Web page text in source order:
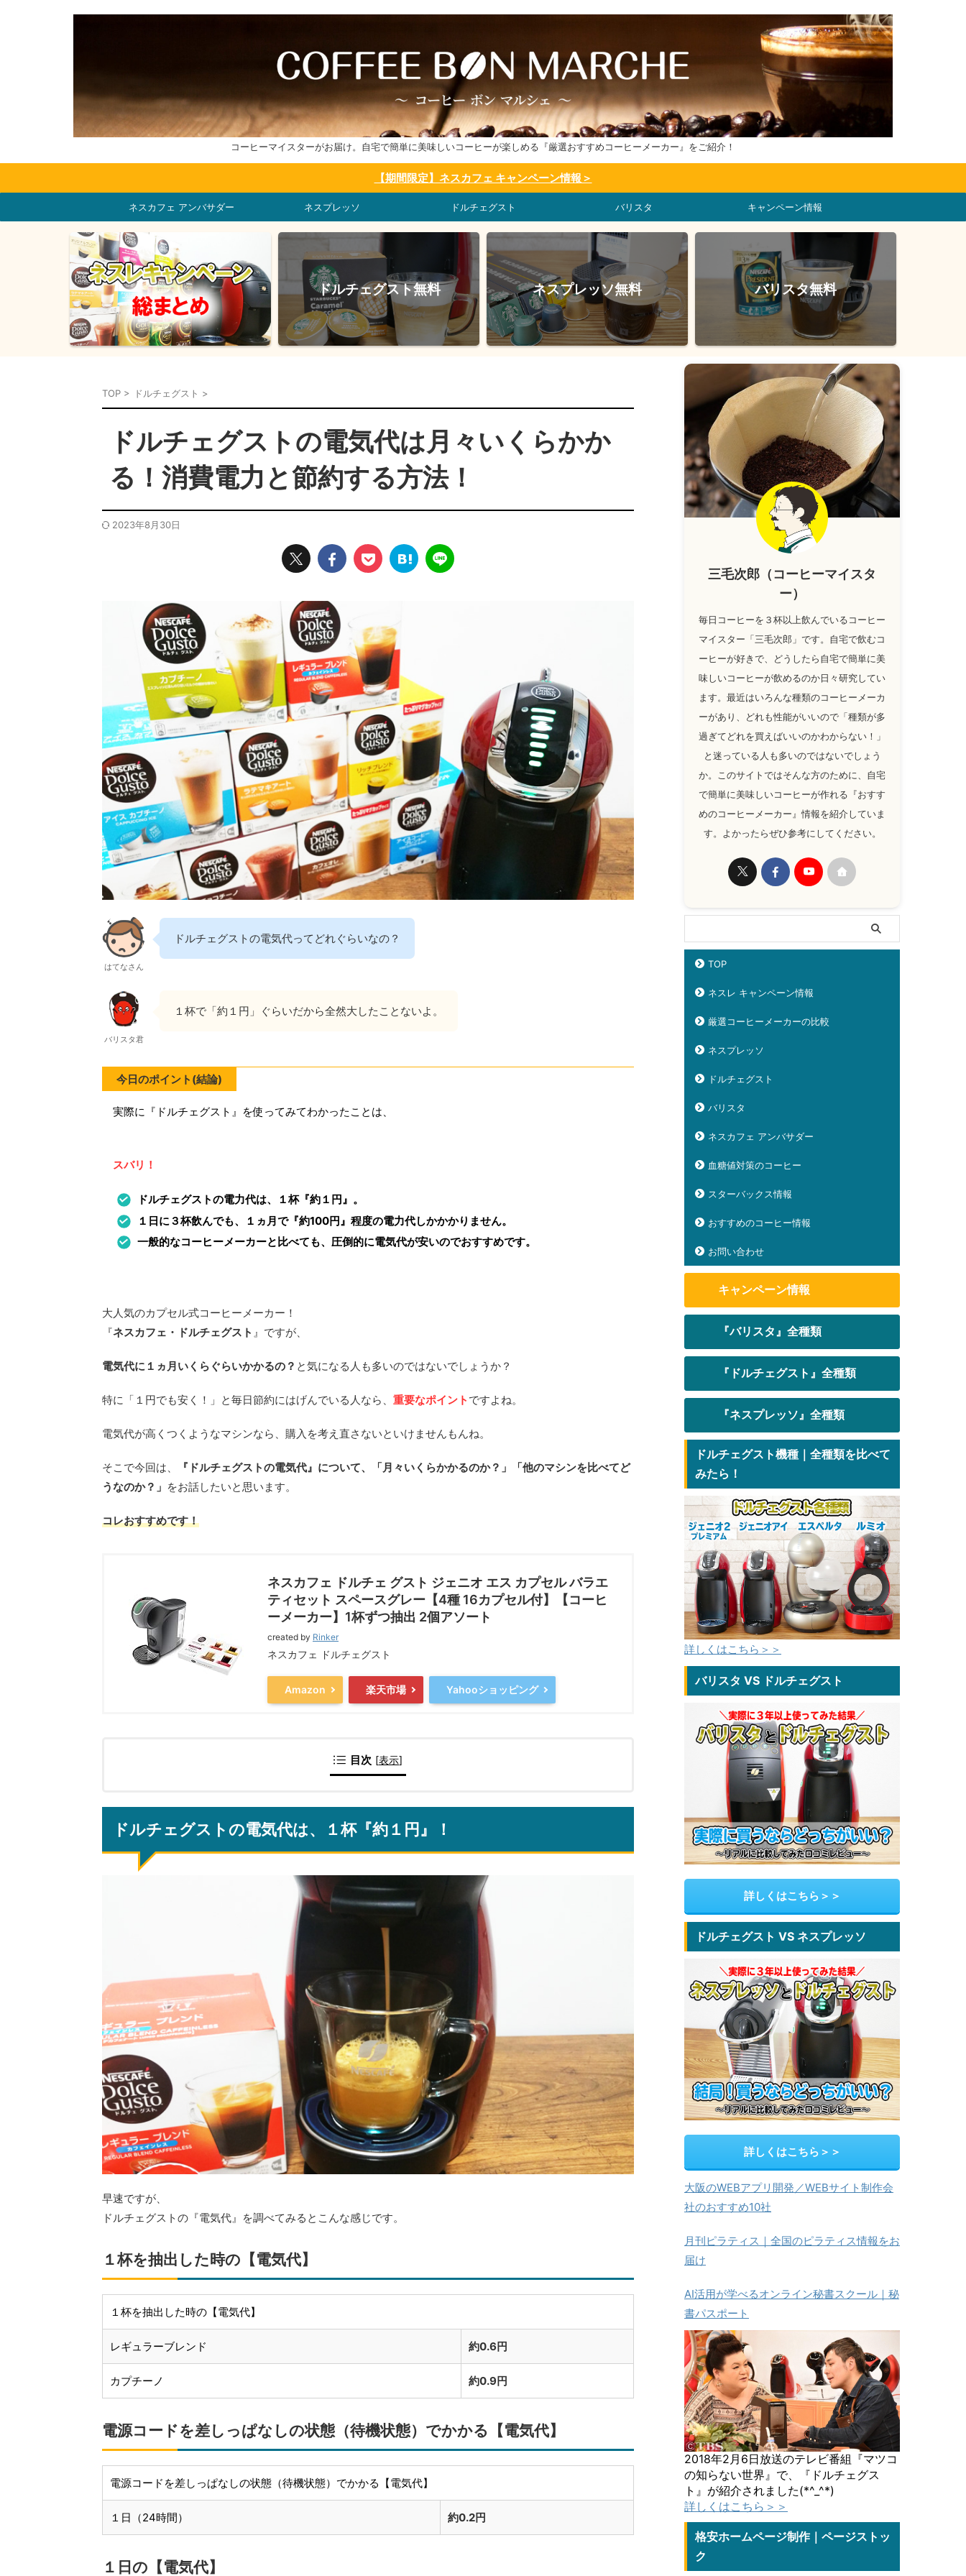
コーヒーマイスターがお届け。自宅で簡単に美味しいコーヒーが楽しめる『厳選おすすめコーヒーメーカー』をご紹介！
【期間限定】ネスカフェ キャンペーン情報＞
ネスカフェ アンバサダー ネスプレッソ ドルチェグスト バリスタ キャンペーン情報
ドルチェグスト無料 ネスプレッソ無料 バリスタ無料
TOP > ドルチェグスト >
ドルチェグストの電気代は月々いくらかか
る！消費電力と節約する方法！
2023年8月30日
はてなさん
ドルチェグストの電気代ってどれぐらいなの？
バリスタ君
１杯で「約１円」ぐらいだから全然大したことないよ。
今日のポイント(結論)
実際に『ドルチェグスト』を使ってみてわかったことは、
スバリ！
ドルチェグストの電力代は、１杯『約１円』。
１日に３杯飲んでも、１ヵ月で『約100円』程度の電力代しかかかりません。
一般的なコーヒーメーカーと比べても、圧倒的に電気代が安いのでおすすめです。
大人気のカプセル式コーヒーメーカー！
『ネスカフェ・ドルチェグスト 』ですが、
電気代に１ヵ月いくらぐらいかかるの？ と気になる人も多いのではないでしょうか？
特に「１円でも安く！」と毎日節約にはげんでいる人なら、 重要なポイント ですよね。
電気代が高くつくようなマシンなら、購入を考え直さないといけませんもんね。
そこで今回は、
『ドルチェグストの電気代』について、「月々いくらかかるのか？」「他のマシンを比べてど
うなのか？」 をお話したいと思います。
コレおすすめです！
ネスカフェ ドルチェ グスト ジェニオ エス カプセル バラエ
ティセット スペースグレー【4種 16カプセル付】【コーヒ
ーメーカー】1杯ずつ抽出 2個アソート
created by Rinker
ネスカフェ ドルチェグスト
Amazon 楽天市場 Yahooショッピング
目次 [表示]
ドルチェグストの電気代は、１杯『約１円』！
早速ですが、
ドルチェグストの『電気代』を調べてみるとこんな感じです。
１杯を抽出した時の【電気代】
１杯を抽出した時の【電気代】
レギュラーブレンド 約0.6円
カプチーノ 約0.9円
電源コードを差しっぱなしの状態（待機状態）でかかる【電気代】
電源コードを差しっぱなしの状態（待機状態）でかかる【電気代】
１日（24時間） 約0.2円
１日の【電気代】
三毛次郎（コーヒーマイスタ
ー）
毎日コーヒーを３杯以上飲んでいるコーヒー
マイスター「三毛次郎」です。自宅で飲むコ
ーヒーが好きで、どうしたら自宅で簡単に美
味しいコーヒーが飲めるのか日々研究してい
ます。最近はいろんな種類のコーヒーメーカ
ーがあり、どれも性能がいいので「種類が多
過ぎてどれを買えばいいのかわからない！」
と迷っている人も多いのではないでしょう
か。このサイトではそんな方のために、自宅
で簡単に美味しいコーヒーが作れる『おすす
めのコーヒーメーカー』情報を紹介していま
す。よかったらぜひ参考にしてください。
TOP
ネスレ キャンペーン情報
厳選コーヒーメーカーの比較
ネスプレッソ
ドルチェグスト
バリスタ
ネスカフェ アンバサダー
血糖値対策のコーヒー
スターバックス情報
おすすめのコーヒー情報
お問い合わせ
キャンペーン情報
『バリスタ』全種類
『ドルチェグスト』全種類
『ネスプレッソ』全種類
ドルチェグスト機種｜全種類を比べて
みたら！
詳しくはこちら＞＞
バリスタ VS ドルチェグスト
詳しくはこちら＞＞
ドルチェグスト VS ネスプレッソ
詳しくはこちら＞＞
大阪のWEBアプリ開発／WEBサイト制作会
社のおすすめ10社
月刊ピラティス｜全国のピラティス情報をお
届け
AI活用が学べるオンライン秘書スクール｜秘
書パスポート
2018年2月6日放送のテレビ番組『マツコ
の知らない世界』で、『ドルチェグス
ト』が紹介されました(*^_^*)
詳しくはこちら＞＞
格安ホームページ制作｜ページストッ
ク